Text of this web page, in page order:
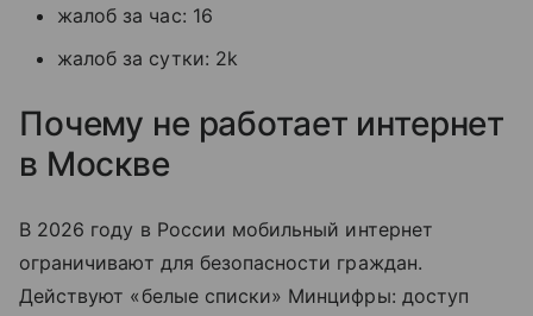
жалоб за час: 16
жалоб за сутки: 2k
Почему не работает интернет
в Москве
В 2026 году в России мобильный интернет
ограничивают для безопасности граждан.
Действуют «белые списки» Минцифры: доступ